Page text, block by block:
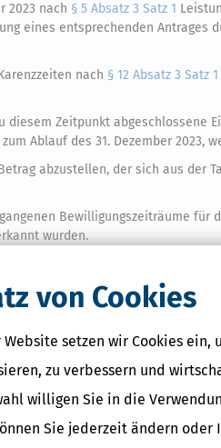
von Cookies
setzen wir Cookies ein,
zu verbessern und
willigen Sie in die
Sie jederzeit ändern
2023 nach § 5 Absatz 3 Satz 1
eines entsprechenden Antrages
nach § 12 Absatz 3 Satz 1
diesem Zeitpunkt abgeschlossene
Ablauf des 31. Dezember 2023,
abzustellen, der sich aus der
Bewilligungszeiträume für
wurden.
des 30. Juni 2022 geltenden Fassung
2 § 41a Absatz 6 Satz 3in der
2023 getroffen werden.
von § 53a Absatz 2 in der bis zum 31.
die Voraussetzungen
Auswirkungen auf die Erbringung
Begriff Bürgergeld auch der